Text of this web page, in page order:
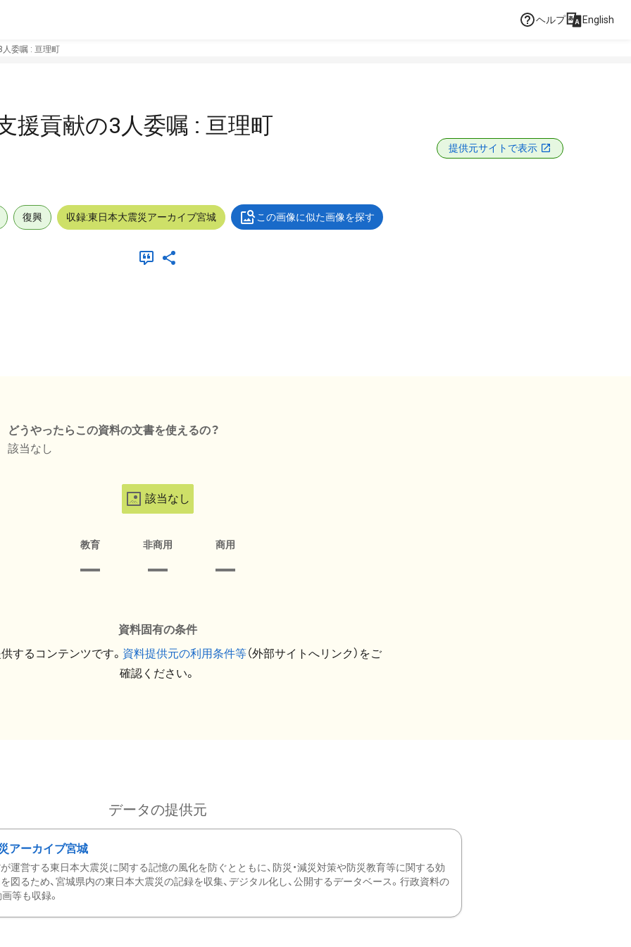
ヘルプ English
委嘱 : 亘理町
援貢献の3人委嘱 : 亘理町
提供元サイトで表示
復興 収録:東日本大震災アーカイブ宮城 この画像に似た画像を探す
どうやったらこの資料の文書を使えるの？
該当なし
該当なし
教育 非商用 商用
資料固有の条件
するコンテンツです。 資料提供元の利用条件等（外部サイトへリンク）をご
確認ください。
データの提供元
アーカイブ宮城
運営する東日本大震災に関する記憶の風化を防ぐとともに、防災・減災対策や防災教育等に関する効
図るため、宮城県内の東日本大震災の記録を収集、デジタル化し、公開するデータベース。行政資料の
等も収録。